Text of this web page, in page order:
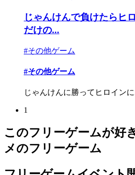
じゃんけんで負けたらヒ
だけの...
#その他ゲーム
#その他ゲーム
じゃんけんに勝ってヒロイン
1
このフリーゲームが好
メのフリーゲーム